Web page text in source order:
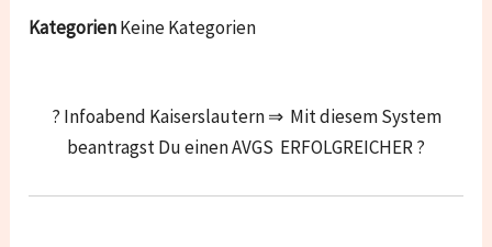
KategorienKeine Kategorien
? Infoabend Kaiserslautern ⇒ Mit diesem System
beantragst Du einen AVGS ERFOLGREICHER ?